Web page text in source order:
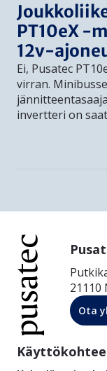
PT10eX -
12v-
Ei, Pusatec
virran.
invertteri on
21110
Ota